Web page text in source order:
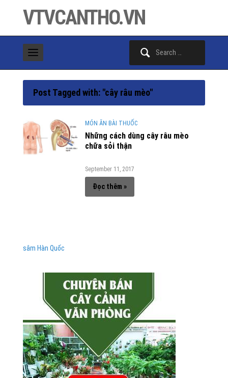
VTVCANTHO.VN
Post Tagged with: "cây râu mèo"
MÓN ĂN BÀI THUỐC
Những cách dùng cây râu mèo
chữa sỏi thận
September 11, 2017
Đọc thêm »
sâm Hàn Quốc